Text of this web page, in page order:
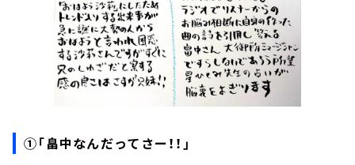
①「畠中なんだってさー！！」